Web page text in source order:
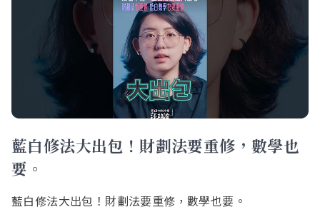
藍白修法大出包！財劃法要重修，數學也
要。
藍白修法大出包！財劃法要重修，數學也要。